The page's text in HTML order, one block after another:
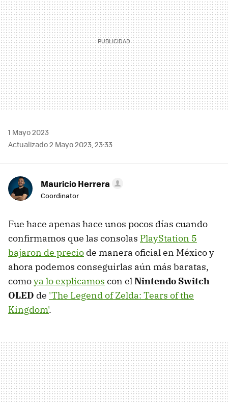
1 Mayo 2023
Actualizado 2 Mayo 2023, 23:33
Mauricio Herrera
Coordinator
Fue hace apenas hace unos pocos días cuando
confirmamos que las consolas PlayStation 5
bajaron de precio de manera oficial en México y
ahora podemos conseguirlas aún más baratas,
comoya lo explicamos con elNintendo Switch
OLED de 'The Legend of Zelda: Tears of the
Kingdom'.